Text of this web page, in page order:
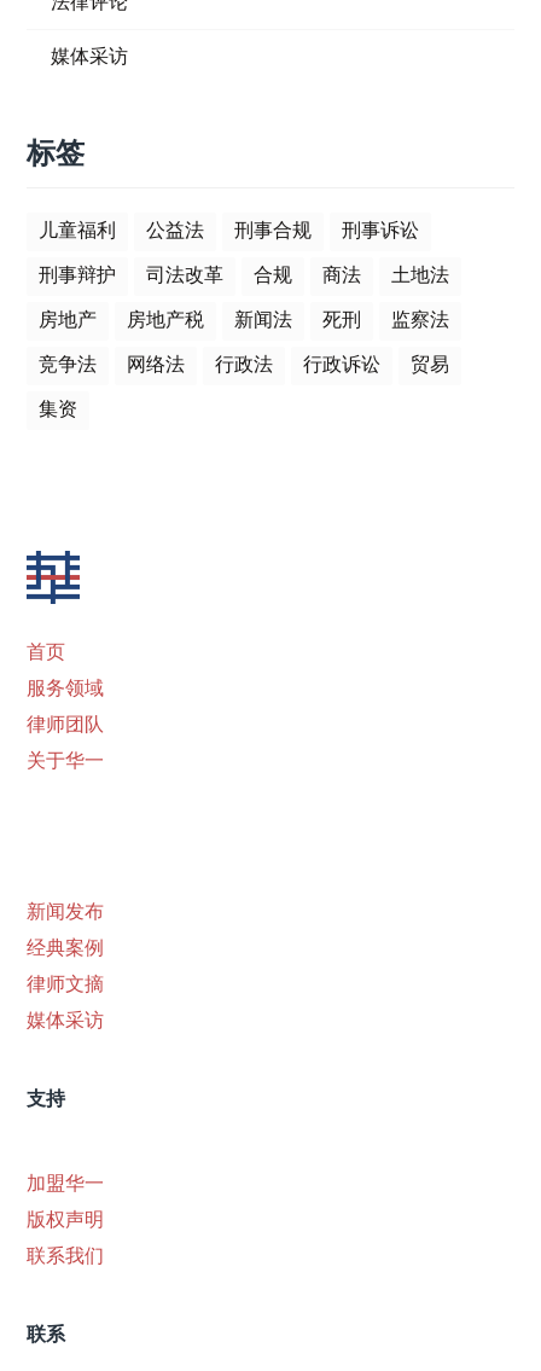
媒体采访
标签
儿童福利 公益法 刑事合规
刑事诉讼
刑事辩护
司法改革 合规 商法
土地法
房地产
房地产税 新闻法 死刑
监察法
竞争法
网络法 行政法 行政诉讼
贸易
集资
首页
服务领域
律师团队
关于华一
新闻发布
经典案例
律师文摘
媒体采访
支持
加盟华一
版权声明
联系我们
联系